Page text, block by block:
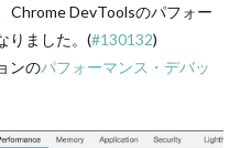
Chrome DevToolsのパフォー
りました。(#130132)
ンのパフォーマンス・デバッ